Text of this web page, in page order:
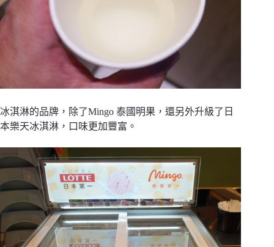
冰淇淋的品牌，除了Mingo 泰國明果，還另外升級了日
本樂天冰淇淋，口味更加豐富。